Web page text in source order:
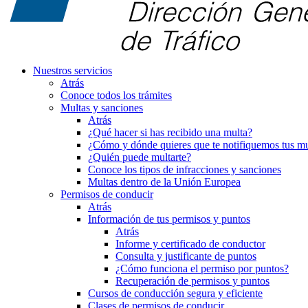
Nuestros servicios
Atrás
Conoce todos los trámites
Multas y sanciones
Atrás
¿Qué hacer si has recibido una multa?
¿Cómo y dónde quieres que te notifiquemos tus
¿Quién puede multarte?
Conoce los tipos de infracciones y sanciones
Multas dentro de la Unión Europea
Permisos de conducir
Atrás
Información de tus permisos y puntos
Atrás
Informe y certificado de conductor
Consulta y justificante de puntos
¿Cómo funciona el permiso por puntos?
Recuperación de permisos y puntos
Cursos de conducción segura y eficiente